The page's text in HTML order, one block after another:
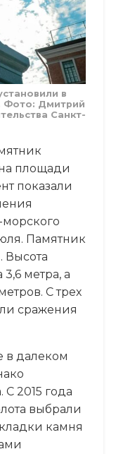
в
Фото: Дмитрий
Санкт-
площади
показали
Памятник
Высота
метра, а
С трех
сражения
в далеком
2015 года
выбрали
камня